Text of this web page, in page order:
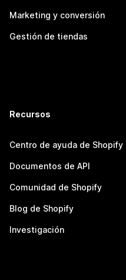
Marketing y conversión
Gestión de tiendas
Recursos
Centro de ayuda de Shopify
Documentos de API
Comunidad de Shopify
Blog de Shopify
Investigación